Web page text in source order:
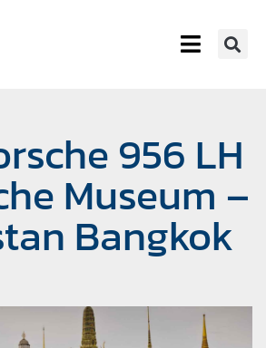
956 LH
Museum –
Bangkok